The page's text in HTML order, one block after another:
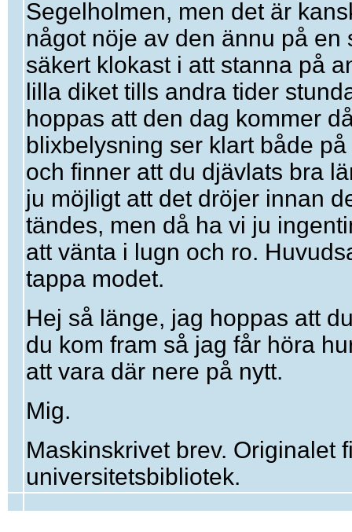
Segelholmen, men det är
något nöje av den ännu på en
säkert klokast i att stanna på
lilla diket tills andra tider
hoppas att den dag kommer
blixbelysning ser klart både
och finner att du djävlats bra
ju möjligt att det dröjer innan
tändes, men då ha vi ju
att vänta i lugn och ro.
tappa modet.
Hej så länge, jag hoppas att
du kom fram så jag får höra
att vara där nere på nytt.
Mig.
Maskinskrivet brev. Originalet
universitetsbibliotek.